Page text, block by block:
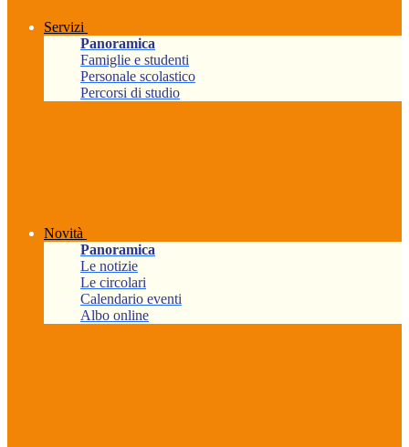
Servizi
Panoramica
Famiglie e studenti
Personale scolastico
Percorsi di studio
Novità
Panoramica
Le notizie
Le circolari
Calendario eventi
Albo online